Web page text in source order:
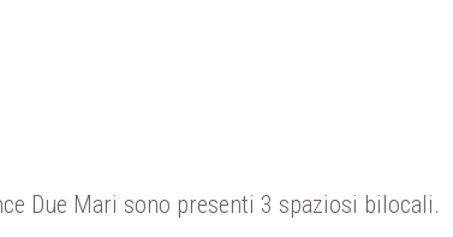
Due Mari sono presenti 3 spaziosi bilocali.